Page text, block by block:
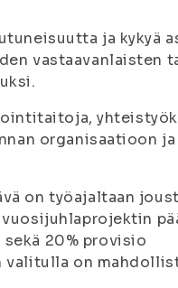
ja kykyä
vastaavanlaisten
organisaatioon
on työajaltaan
20% provisio
valitulla on